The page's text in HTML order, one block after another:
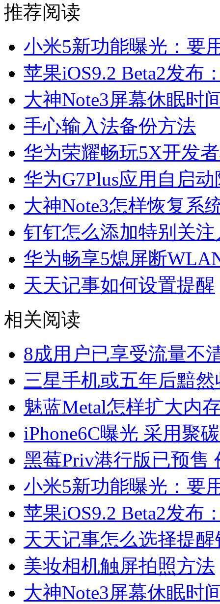
推荐阅读
小米5新功能曝光：要
苹果iOS9.2 Beta2发布
大神Note3屏幕休眠时
手心输入法备份方法
华为荣耀畅玩5X开发
华为G7Plus应用自启
大神Note3怎样恢复系
钉钉怎么添加特别关注
华为畅享5熄屏断
天天记事如何设置提醒
相关阅读
8成用户已享受流量不
三星手机或五年后黯
魅蓝Metal怎样扩大内
iPhone6C曝光 采用聚
黑莓Priv港行版已预售
小米5新功能曝光：要
苹果iOS9.2 Beta2发布
天天记事怎么选择提
美妆相机触屏拍照方法
大神Note3屏幕休眠时